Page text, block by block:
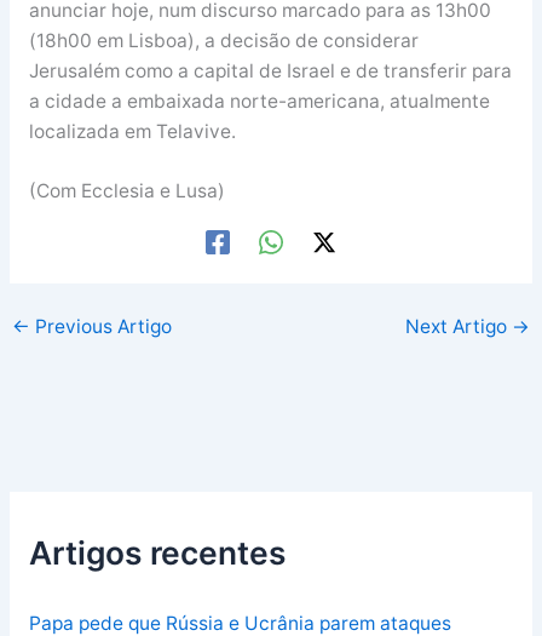
anunciar hoje, num discurso marcado para as 13h00
(18h00 em Lisboa), a decisão de considerar
Jerusalém como a capital de Israel e de transferir para
a cidade a embaixada norte-americana, atualmente
localizada em Telavive.
(Com Ecclesia e Lusa)
← Previous Artigo Next Artigo →
Artigos recentes
Papa pede que Rússia e Ucrânia parem ataques